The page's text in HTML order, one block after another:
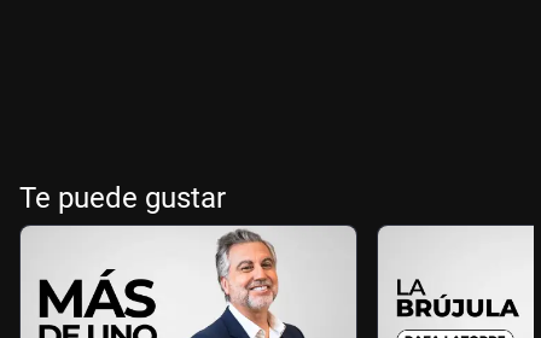
Te puede gustar